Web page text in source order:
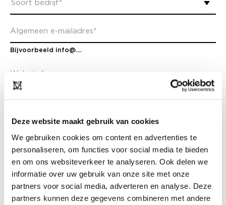
Deze website maakt gebruik van cookies
We gebruiken cookies om content en advertenties te
personaliseren, om functies voor social media te bieden
en om ons websiteverkeer te analyseren. Ook delen we
informatie over uw gebruik van onze site met onze
partners voor social media, adverteren en analyse. Deze
partners kunnen deze gegevens combineren met andere
Bijvoorbeeld info@....
ADRESGEGEVENS